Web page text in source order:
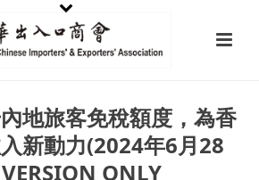
地旅客免稅額度，為香
新動力(2024年6月28
ONLY